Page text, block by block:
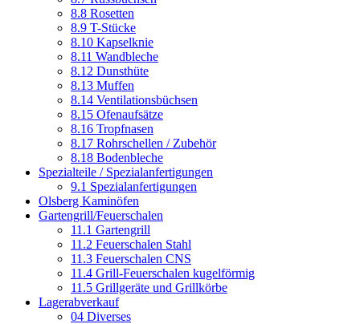
8.8 Rosetten
8.9 T-Stücke
8.10 Kapselknie
8.11 Wandbleche
8.12 Dunsthüte
8.13 Muffen
8.14 Ventilationsbüchsen
8.15 Ofenaufsätze
8.16 Tropfnasen
8.17 Rohrschellen / Zubehör
8.18 Bodenbleche
Spezialteile / Spezialanfertigungen
9.1 Spezialanfertigungen
Olsberg Kaminöfen
Gartengrill/Feuerschalen
11.1 Gartengrill
11.2 Feuerschalen Stahl
11.3 Feuerschalen CNS
11.4 Grill-Feuerschalen kugelförmig
11.5 Grillgeräte und Grillkörbe
Lagerabverkauf
04 Diverses